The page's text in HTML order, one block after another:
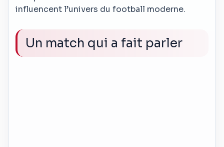
influencent l’univers du football moderne.
Un match qui a fait parler